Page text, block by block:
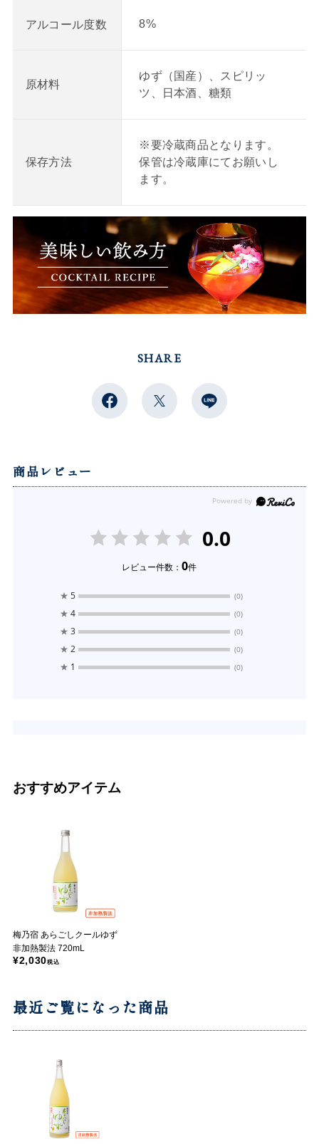
アルコール度数 8%
原材料
ゆず（国産）、スピリッ
ツ、日本酒、糖類
保存方法
※要冷蔵商品となります。
保管は冷蔵庫にてお願いし
ます。
SHARE
商品レビュー
0.0
レビュー件数：0件
★ 5 (0)
★ 4 (0)
★ 3 (0)
★ 2 (0)
★ 1 (0)
おすすめアイテム
梅乃宿 あらごしクールゆず
非加熱製法 720mL
¥2,030税込
最近ご覧になった商品